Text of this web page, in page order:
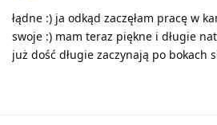
łądne :) ja odkąd zaczęłam pracę w
swoje :) mam teraz piękne i długie
już dość długie zaczynają po bokach